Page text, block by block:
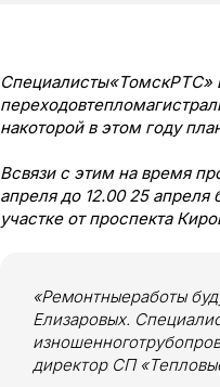
Специалисты«ТомскРТС»
накоторой в этом году
Всвязи с этим на время
апреля до 12.00 25 апреля
участке от проспекта
«Ремонтныеработы
Елизаровых.
директор СП